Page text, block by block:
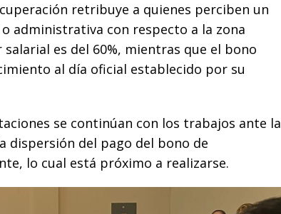
retribuye a quienes perciben un
administrativa con respecto a la zona
es del 60%, mientras que el bono
al día oficial establecido por su
se continúan con los trabajos ante la
dispersión del pago del bono de
lo cual está próximo a realizarse.